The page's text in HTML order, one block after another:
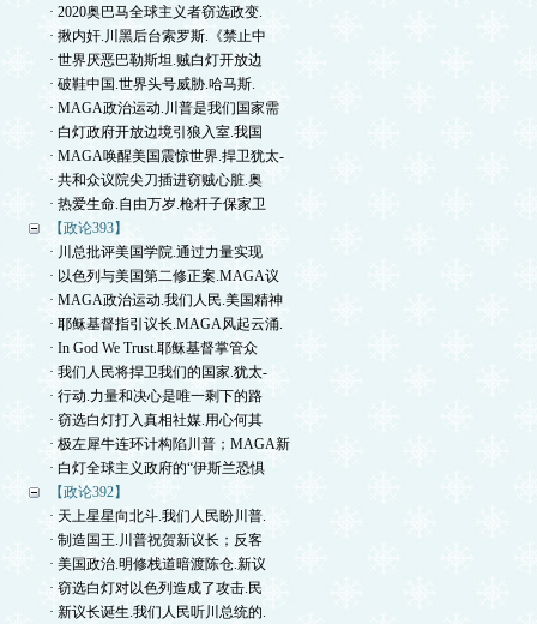
· 2020奥巴马全球主义者窃选政变.
· 揪内奸.川黑后台索罗斯.《禁止中
· 世界厌恶巴勒斯坦.贼白灯开放边
· 破鞋中国.世界头号威胁.哈马斯.
· MAGA政治运动.川普是我们国家需
· 白灯政府开放边境引狼入室.我国
· MAGA唤醒美国震惊世界.捍卫犹太-
· 共和众议院尖刀插进窃贼心脏.奥
· 热爱生命.自由万岁.枪杆子保家卫
【政论393】
· 川总批评美国学院.通过力量实现
· 以色列与美国第二修正案.MAGA议
· MAGA政治运动.我们人民.美国精神
· 耶稣基督指引议长.MAGA风起云涌.
· In God We Trust.耶稣基督掌管众
· 我们人民将捍卫我们的国家.犹太-
· 行动.力量和决心是唯一剩下的路
· 窃选白灯打入真相社媒.用心何其
· 极左犀牛连环计构陷川普；MAGA新
· 白灯全球主义政府的“伊斯兰恐惧
【政论392】
· 天上星星向北斗.我们人民盼川普.
· 制造国王.川普祝贺新议长；反客
· 美国政治.明修栈道暗渡陈仓.新议
· 窃选白灯对以色列造成了攻击.民
· 新议长诞生.我们人民听川总统的.